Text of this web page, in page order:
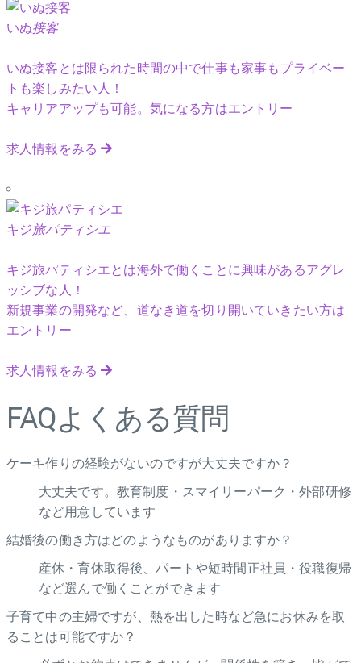
いぬ接客
いぬ接客とは限られた時間の中で仕事も家事もプライベー
トも楽しみたい人！
キャリアアップも可能。気になる方はエントリー
求人情報をみる
キジ旅パティシエ
キジ旅パティシエとは海外で働くことに興味があるアグレ
ッシブな人！
新規事業の開発など、道なき道を切り開いていきたい方は
エントリー
求人情報をみる
FAQよくある質問
ケーキ作りの経験がないのですが大丈夫ですか？
大丈夫です。教育制度・スマイリーパーク・外部研修
など用意しています
結婚後の働き方はどのようなものがありますか？
産休・育休取得後、パートや短時間正社員・役職復帰
など選んで働くことができます
子育て中の主婦ですが、熱を出した時など急にお休みを取
ることは可能ですか？